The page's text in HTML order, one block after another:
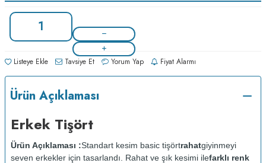
Listeye Ekle Tavsiye Et Yorum Yap Fiyat Alarmı
Ürün Açıklaması
Erkek Tişört
Ürün Açıklaması :Standart kesim basic tişörtrahatgiyinmeyi
seven erkekler için tasarlandı. Rahat ve şık kesimi ilefarklı renk